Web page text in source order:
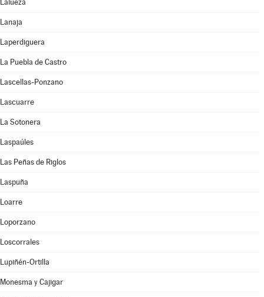
Lalueza
Lanaja
Laperdiguera
La Puebla de Castro
Lascellas-Ponzano
Lascuarre
La Sotonera
Laspaúles
Las Peñas de Riglos
Laspuña
Loarre
Loporzano
Loscorrales
Lupiñén-Ortilla
Monesma y Cajigar